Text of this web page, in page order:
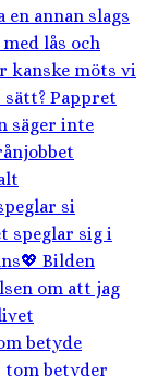
si
betyde